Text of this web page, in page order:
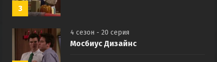
3
4 сезон - 20 серия
Мосбиус Дизайнс